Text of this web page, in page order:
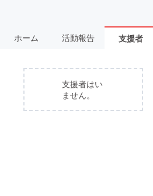
ホーム 活動報告 支援者
支援者はい
ません。